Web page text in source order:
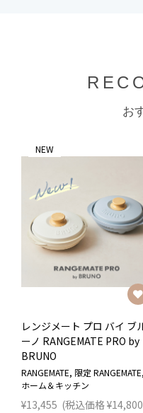
お
NEW
レンジメート プロ バイ ブ
ーノ RANGEMATE PRO by
BRUNO
RANGEMATE, 限定 RANGEMATE,
ホーム＆キッチン
¥13,455 (税込価格¥14,800